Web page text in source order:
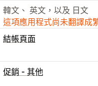
韓文、 英文，以及 日文
這項應用程式尚未翻譯成
結帳頁面
促銷 - 其他